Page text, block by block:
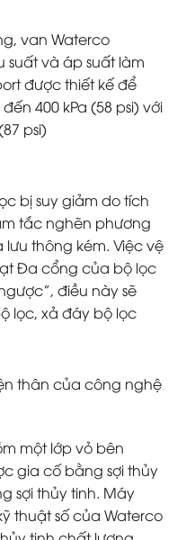
van Waterco
suất và áp suất làm
được thiết kế để
400 kPa (58 psi) với
psi)
bị suy giảm do tích
tắc nghẽn phương
thông kém. Việc vệ
Đa cổng của bộ lọc
điều này sẽ
lọc, xả đáy bộ lọc
thân của công nghệ
một lớp vỏ bên
gia cố bằng sợi thủy
sợi thủy tinh. Máy
thuật số của Waterco